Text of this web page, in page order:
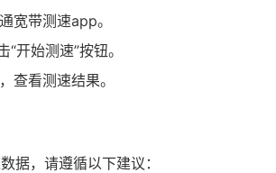
宽带测速app。
开始测速”按钮。
查看测速结果。
据，请遵循以下建议：